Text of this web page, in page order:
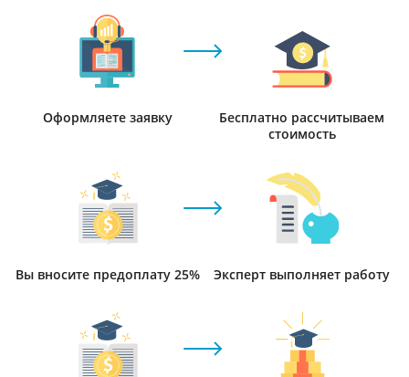
Оформляете заявку
Бесплатно рассчитываем
стоимость
Вы вносите предоплату 25% Эксперт выполняет работу